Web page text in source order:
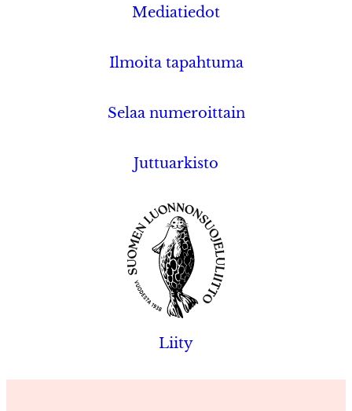
Mediatiedot
Ilmoita tapahtuma
Selaa numeroittain
Juttuarkisto
Liity